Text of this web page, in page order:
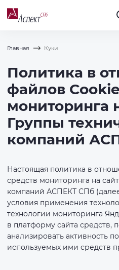
Главная Куки
Политика в
файлов
мониторинга
Группы
компаний
Настоящая политика в
средств мониторинга на
компаний АСПЕКТ СПб
условия применения
технологии мониторинга
в платформу сайта средств,
анализировать активность
используемых ими средств